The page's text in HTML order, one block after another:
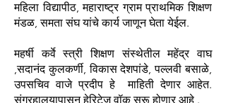
महिला विद्यापीठ, महाराष्ट्र ग्राम प्राथमिक शिक्षण
मंडळ, समता संघ यांचे कार्य जाणून घेता येईल.
महर्षी कर्वे स्त्री शिक्षण संस्थेतील महेंद्र वाघ
,सदानंद कुलकर्णी, विकास देशपांडे, पल्लवी बसाळे,
उपसचिव वाजे प्रदीप हे माहिती देणार आहेत.
संग्रहालयापासून हेरिटेज वॉक सुरू होणार आहे .